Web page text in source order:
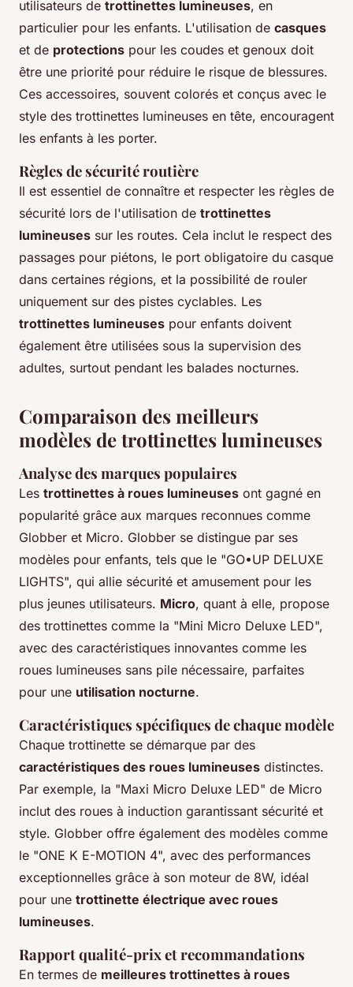
utilisateurs de trottinettes lumineuses, en
particulier pour les enfants. L'utilisation de casques
et de protections pour les coudes et genoux doit
être une priorité pour réduire le risque de blessures.
Ces accessoires, souvent colorés et conçus avec le
style des trottinettes lumineuses en tête, encouragent
les enfants à les porter.
Règles de sécurité routière
Il est essentiel de connaître et respecter les règles de
sécurité lors de l'utilisation de trottinettes
lumineuses sur les routes. Cela inclut le respect des
passages pour piétons, le port obligatoire du casque
dans certaines régions, et la possibilité de rouler
uniquement sur des pistes cyclables. Les
trottinettes lumineuses pour enfants doivent
également être utilisées sous la supervision des
adultes, surtout pendant les balades nocturnes.
Comparaison des meilleurs
modèles de trottinettes lumineuses
Analyse des marques populaires
Les trottinettes à roues lumineuses ont gagné en
popularité grâce aux marques reconnues comme
Globber et Micro. Globber se distingue par ses
modèles pour enfants, tels que le "GO•UP DELUXE
LIGHTS", qui allie sécurité et amusement pour les
plus jeunes utilisateurs. Micro, quant à elle, propose
des trottinettes comme la "Mini Micro Deluxe LED",
avec des caractéristiques innovantes comme les
roues lumineuses sans pile nécessaire, parfaites
pour une utilisation nocturne.
Caractéristiques spécifiques de chaque modèle
Chaque trottinette se démarque par des
caractéristiques des roues lumineuses distinctes.
Par exemple, la "Maxi Micro Deluxe LED" de Micro
inclut des roues à induction garantissant sécurité et
style. Globber offre également des modèles comme
le "ONE K E-MOTION 4", avec des performances
exceptionnelles grâce à son moteur de 8W, idéal
pour une trottinette électrique avec roues
lumineuses.
Rapport qualité-prix et recommandations
En termes de meilleures trottinettes à roues